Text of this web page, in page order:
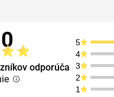
odporúča
5
4
3
2
1